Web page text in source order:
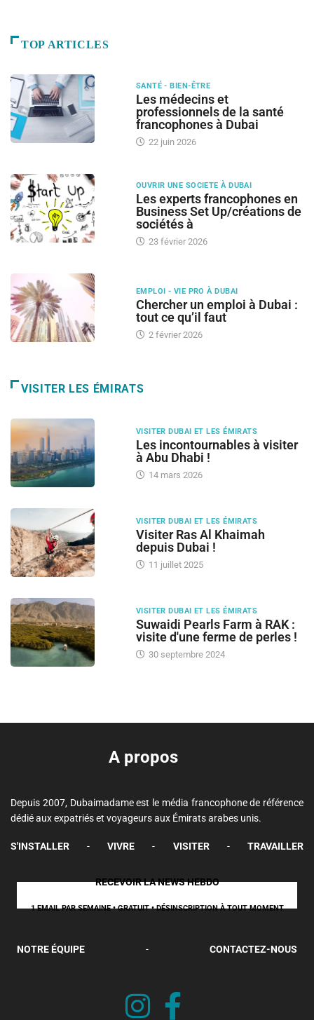
TOP ARTICLES
SANTÉ - BIEN-ÊTRE
Les médecins et
professionnels de la santé
francophones à Dubai
22 juin 2026
OUVRIR UNE SOCIETE À DUBAI
Les experts francophones en
Business Set Up/créations de
sociétés à
23 février 2026
EMPLOI - VIE PRO À DUBAI
Chercher un emploi à Dubai :
tout ce qu’il faut
2 février 2026
VISITER LES ÉMIRATS
VISITER DUBAI ET LES ÉMIRATS
Les incontournables à visiter
à Abu Dhabi !
14 mars 2026
VISITER DUBAI ET LES ÉMIRATS
Visiter Ras Al Khaimah
depuis Dubai !
11 juillet 2025
VISITER DUBAI ET LES ÉMIRATS
Suwaidi Pearls Farm à RAK :
visite d'une ferme de perles !
30 septembre 2024
A propos
Depuis 2007, Dubaimadame est le média francophone de référence
dédié aux expatriés et voyageurs aux Émirats arabes unis.
S'INSTALLER - VIVRE - VISITER - TRAVAILLER
RECEVOIR LA NEWS HEBDO
1 EMAIL PAR SEMAINE • GRATUIT • DÉSINSCRIPTION À TOUT MOMENT
NOTRE ÉQUIPE - CONTACTEZ-NOUS